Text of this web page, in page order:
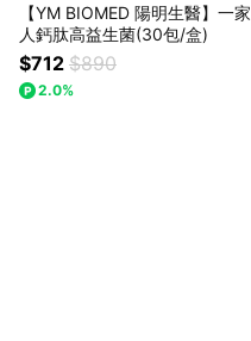
【YM BIOMED 陽明生醫】一家
人鈣肽高益生菌(30包/盒)
$712 $890
2.0%